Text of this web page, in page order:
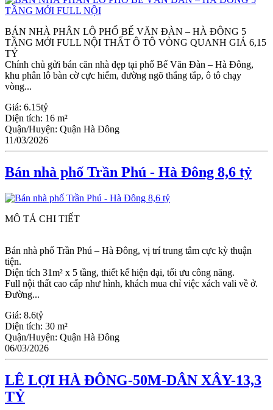
BÁN NHÀ PHÂN LÔ PHỐ BẾ VĂN ĐÀN – HÀ ĐÔNG 5
TẦNG MỚI FULL NỘI THẤT Ô TÔ VÒNG QUANH GIÁ 6,15
TỶ
Chính chủ gửi bán căn nhà đẹp tại phố Bế Văn Đàn – Hà Đông,
khu phân lô bàn cờ cực hiếm, đường ngõ thẳng tắp, ô tô chạy
vòng...
Giá: 6.15tỷ
Diện tích: 16 m²
Quận/Huyện: Quận Hà Đông
11/03/2026
Bán nhà phố Trần Phú - Hà Đông 8,6 tỷ
MÔ TẢ CHI TIẾT
Bán nhà phố Trần Phú – Hà Đông, vị trí trung tâm cực kỳ thuận
tiện.
Diện tích 31m² x 5 tầng, thiết kế hiện đại, tối ưu công năng.
Full nội thất cao cấp như hình, khách mua chỉ việc xách vali về ở.
Đường...
Giá: 8.6tỷ
Diện tích: 30 m²
Quận/Huyện: Quận Hà Đông
06/03/2026
LÊ LỢI HÀ ĐÔNG-50M-DÂN XÂY-13,3
TỶ